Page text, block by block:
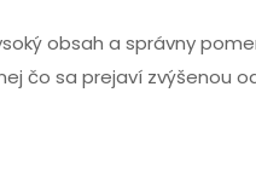
obsah a správny
čo sa prejaví zvýšenou